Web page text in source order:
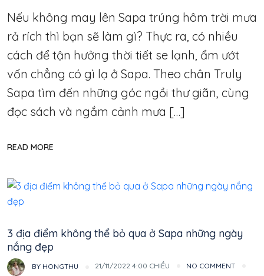
Nếu không may lên Sapa trúng hôm trời mưa
rả rích thì bạn sẽ làm gì? Thực ra, có nhiều
cách để tận hưởng thời tiết se lạnh, ẩm ướt
vốn chẳng có gì lạ ở Sapa. Theo chân Truly
Sapa tìm đến những góc ngồi thư giãn, cùng
đọc sách và ngắm cảnh mưa […]
READ MORE
3 địa điểm không thể bỏ qua ở Sapa những ngày
nắng đẹp
BY HONGTHU 21/11/2022 4:00 CHIỀU NO COMMENT